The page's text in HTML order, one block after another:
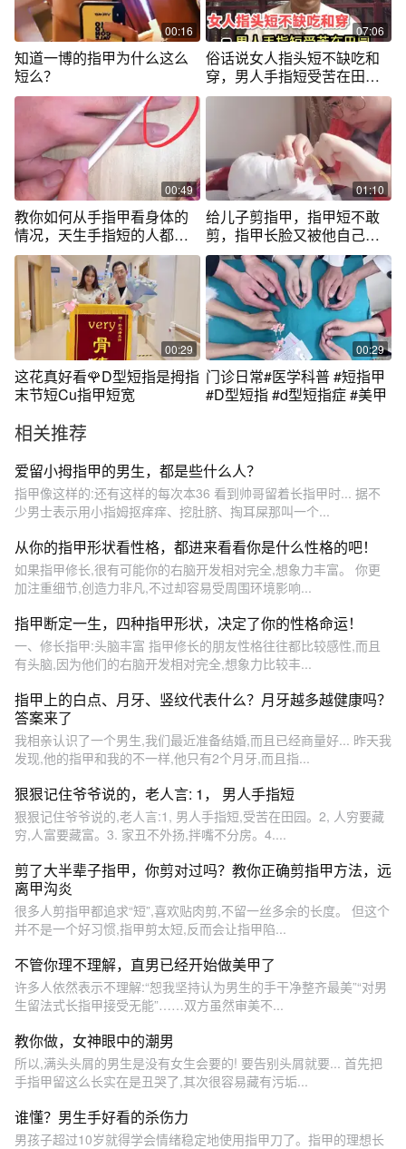
00:16
知道一博的指甲为什么这么
短么？
07:06
俗话说女人指头短不缺吃和
穿，男人手指短受苦在田
园，该如何解读
00:49
教你如何从手指甲看身体的
情况，天生手指短的人都有
哪些命运特征
01:10
给儿子剪指甲，指甲短不敢
剪，指甲长脸又被他自己抓
花
00:29
这花真好看🌹D型短指是拇指
末节短Cu指甲短宽
00:29
门诊日常#医学科普 #短指甲
#D型短指 #d型短指症 #美甲
相关推荐
爱留小拇指甲的男生，都是些什么人？
指甲像这样的:还有这样的每次本36 看到帅哥留着长指甲时... 据不
少男士表示用小指姆抠痒痒、挖肚脐、掏耳屎那叫一个...
从你的指甲形状看性格，都进来看看你是什么性格的吧！
如果指甲修长,很有可能你的右脑开发相对完全,想象力丰富。 你更
加注重细节,创造力非凡,不过却容易受周围环境影响...
指甲断定一生，四种指甲形状，决定了你的性格命运！
一、修长指甲:头脑丰富 指甲修长的朋友性格往往都比较感性,而且
有头脑,因为他们的右脑开发相对完全,想象力比较丰...
指甲上的白点、月牙、竖纹代表什么？月牙越多越健康吗？
答案来了
我相亲认识了一个男生,我们最近准备结婚,而且已经商量好... 昨天我
发现,他的指甲和我的不一样,他只有2个月牙,而且指...
狠狠记住爷爷说的，老人言: 1， 男人手指短
狠狠记住爷爷说的,老人言:1, 男人手指短,受苦在田园。2, 人穷要藏
穷,人富要藏富。3. 家丑不外扬,拌嘴不分房。4....
剪了大半辈子指甲，你剪对过吗？教你正确剪指甲方法，远
离甲沟炎
很多人剪指甲都追求“短”,喜欢贴肉剪,不留一丝多余的长度。 但这个
并不是一个好习惯,指甲剪太短,反而会让指甲陷...
不管你理不理解，直男已经开始做美甲了
许多人依然表示不理解:“恕我坚持认为男生的手干净整齐最美”“对男
生留法式长指甲接受无能”……双方虽然审美不...
教你做，女神眼中的潮男
所以,满头头屑的男生是没有女生会要的! 要告别头屑就要... 首先把
手指甲留这么长实在是丑哭了,其次很容易藏有污垢...
谁懂？男生手好看的杀伤力
男孩子超过10岁就得学会情绪稳定地使用指甲刀了。指甲的理想长